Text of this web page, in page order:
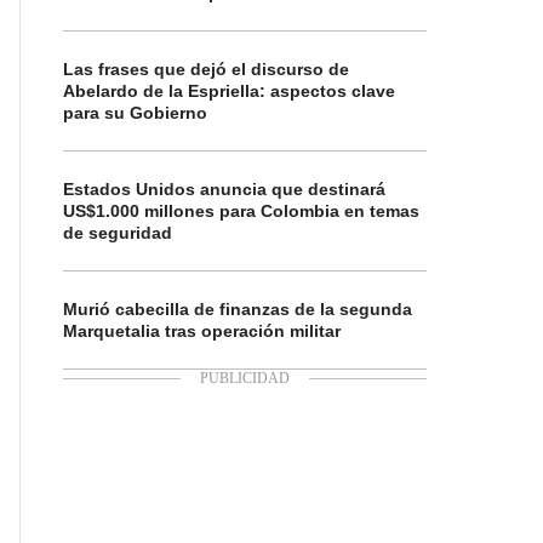
Las frases que dejó el discurso de
Abelardo de la Espriella: aspectos clave
para su Gobierno
Estados Unidos anuncia que destinará
US$1.000 millones para Colombia en temas
de seguridad
Murió cabecilla de finanzas de la segunda
Marquetalia tras operación militar